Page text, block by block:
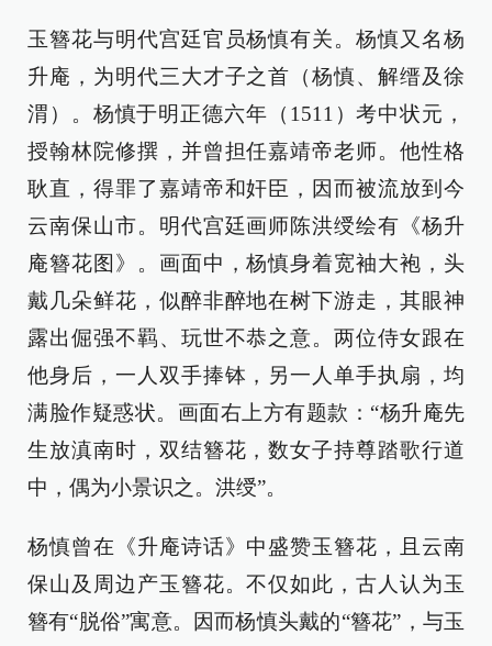
玉簪花与明代宫廷官员杨慎有关。杨慎又名杨
升庵，为明代三大才子之首（杨慎、解缙及徐
渭）。杨慎于明正德六年（1511）考中状元，
授翰林院修撰，并曾担任嘉靖帝老师。他性格
耿直，得罪了嘉靖帝和奸臣，因而被流放到今
云南保山市。明代宫廷画师陈洪绶绘有《杨升
庵簪花图》。画面中，杨慎身着宽袖大袍，头
戴几朵鲜花，似醉非醉地在树下游走，其眼神
露出倔强不羁、玩世不恭之意。两位侍女跟在
他身后，一人双手捧钵，另一人单手执扇，均
满脸作疑惑状。画面右上方有题款：“杨升庵先
生放滇南时，双结簪花，数女子持尊踏歌行道
中，偶为小景识之。洪绶”。
杨慎曾在《升庵诗话》中盛赞玉簪花，且云南
保山及周边产玉簪花。不仅如此，古人认为玉
簪有“脱俗”寓意。因而杨慎头戴的“簪花”，与玉